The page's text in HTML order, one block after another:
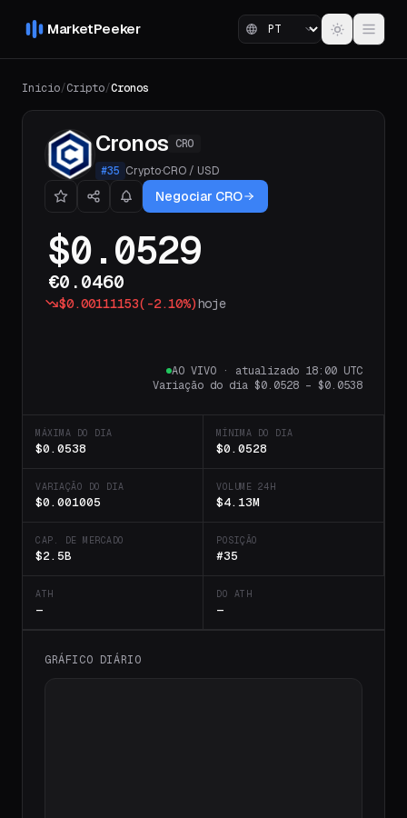
MarketPeeker
Início/Cripto/Cronos
Cronos CRO
#35 Crypto·CRO / USD
Negociar CRO
$0.0529
€0.0460
$0.00111153( -2.10%)hoje
AO VIVO · atualizado 18:00 UTC
Variação do dia $0.0528 – $0.0538
MÁXIMA DO DIA
$0.0538
MÍNIMA DO DIA
$0.0528
VARIAÇÃO DO DIA
$0.001005
VOLUME 24H
$4.13M
CAP. DE MERCADO
$2.5B
POSIÇÃO
#35
ATH
—
DO ATH
—
GRÁFICO DIÁRIO